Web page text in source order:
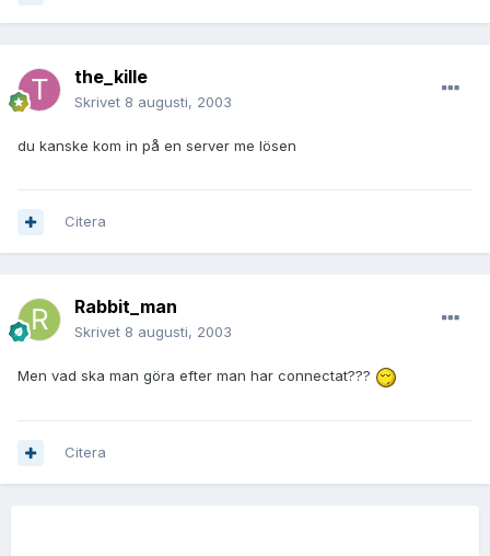
the_kille
Skrivet 8 augusti, 2003
du kanske kom in på en server me lösen
Citera
Rabbit_man
Skrivet 8 augusti, 2003
Men vad ska man göra efter man har connectat???
Citera